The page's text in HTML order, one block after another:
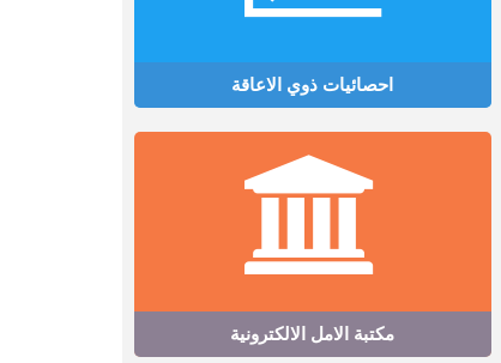
احصائيات ذوي الاعاقة
مكتبة الامل الالكترونية